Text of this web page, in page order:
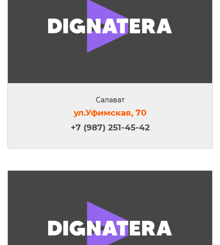
Салават
ул.Уфимская, 70
+7 (987) 251-45-42